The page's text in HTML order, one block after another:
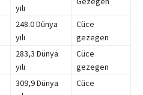
yılı
248.0 Dünya
yılı
Cüce
gezegen
283,3 Dünya
yılı
Cüce
gezegen
309,9 Dünya
Cüce